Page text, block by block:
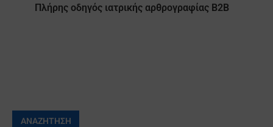
Πλήρης οδηγός ιατρικής αρθρογραφίας B2B
ΑΝΑΖΉΤΗΣΗ